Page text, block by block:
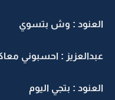
العنود : وش بتسوي
عبدالعزيز : احسبوني
العنود : بتجي اليوم